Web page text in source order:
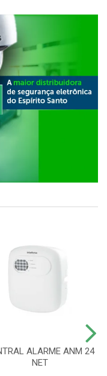
ALARME ANM 24
NET